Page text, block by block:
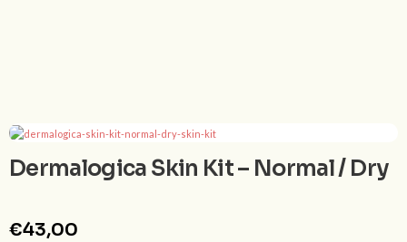
Dermalogica Skin Kit – Normal / Dry
€43,00